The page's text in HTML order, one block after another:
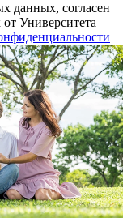
данных, согласен
Университета